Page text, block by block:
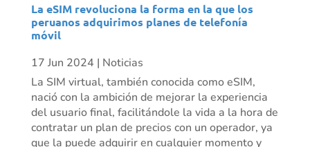
La eSIM revoluciona la forma en la que los
peruanos adquirimos planes de telefonía
móvil
17 Jun 2024 | Noticias
La SIM virtual, también conocida como eSIM,
nació con la ambición de mejorar la experiencia
del usuario final, facilitándole la vida a la hora de
contratar un plan de precios con un operador, ya
que la puede adquirir en cualquier momento y